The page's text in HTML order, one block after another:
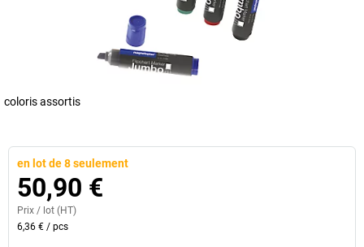
coloris assortis
en lot de 8 seulement
50,90 €
Prix / lot (HT)
6,36 € / pcs